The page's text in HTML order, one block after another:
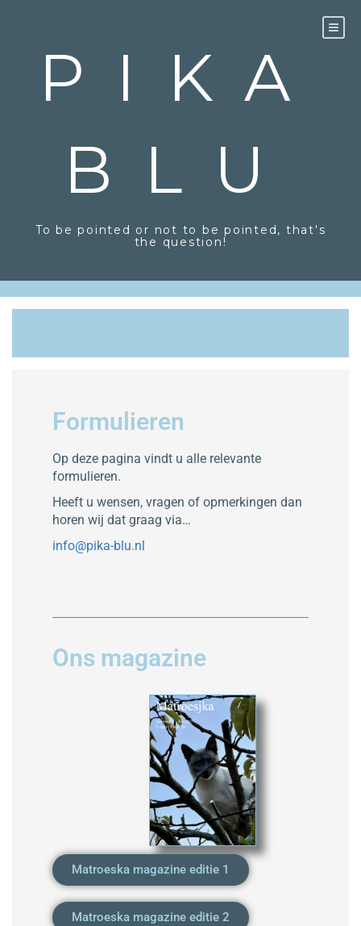
PIKA
BLU
To be pointed or not to be pointed, that's
the question!
Formulieren
Op deze pagina vindt u alle relevante
formulieren.
Heeft u wensen, vragen of opmerkingen dan
horen wij dat graag via…
info@pika-blu.nl
Ons magazine
Matroeska magazine editie 1
Matroeska magazine editie 2